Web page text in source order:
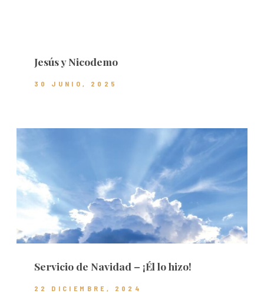
Jesús y Nicodemo
30 JUNIO, 2025
Servicio de Navidad – ¡Él lo hizo!
22 DICIEMBRE, 2024